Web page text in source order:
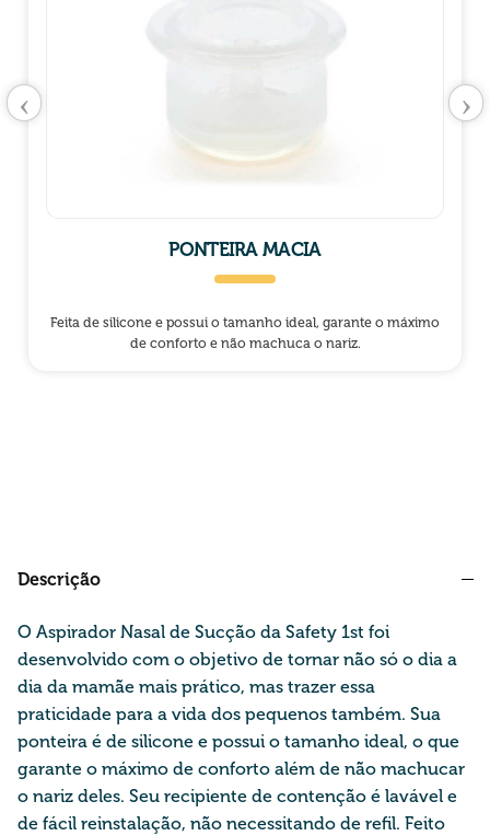
PONTEIRA MACIA
Feita de silicone e possui o tamanho ideal, garante o máximo
de conforto e não machuca o nariz.
‹ ›
Descrição
O Aspirador Nasal de Sucção da Safety 1st foi
desenvolvido com o objetivo de tornar não só o dia a
dia da mamãe mais prático, mas trazer essa
praticidade para a vida dos pequenos também. Sua
ponteira é de silicone e possui o tamanho ideal, o que
garante o máximo de conforto além de não machucar
o nariz deles. Seu recipiente de contenção é lavável e
de fácil reinstalação, não necessitando de refil. Feito